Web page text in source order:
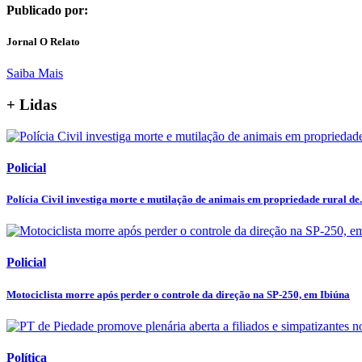
Publicado por:
Jornal O Relato
Saiba Mais
+ Lidas
Policial
Polícia Civil investiga morte e mutilação de animais em propriedade rural
Policial
Motociclista morre após perder o controle da direção na SP-250, em Ibiúna
Política